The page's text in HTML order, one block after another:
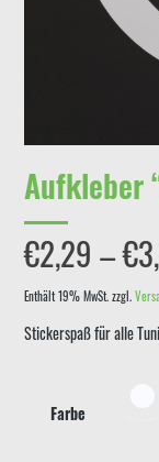
Aufkleber
€2,29 –€
Enthält 19% MwSt. zzgl.
Stickerspaß für alle
Farbe